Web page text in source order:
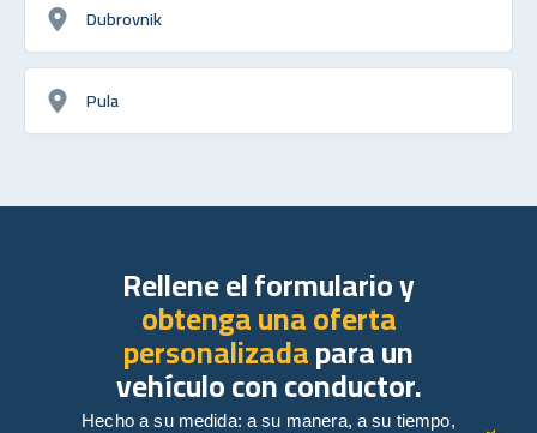
Dubrovnik
Pula
Rellene el formulario y
obtenga una oferta
personalizadapara un
vehículo con conductor.
Hecho a su medida: a su manera, a su tiempo,